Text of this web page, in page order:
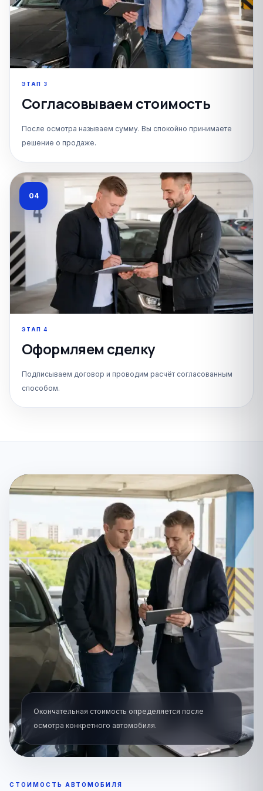
ЭТАП 3
Согласовываем стоимость
После осмотра называем сумму. Вы спокойно принимаете
решение о продаже.
04
ЭТАП4
Оформляем сделку
Подписываем договор и проводим расчёт согласованным
способом.
Окончательная стоимость определяется после
осмотра конкретного автомобиля.
СТОИМОСТЬ АВТОМОБИЛЯ